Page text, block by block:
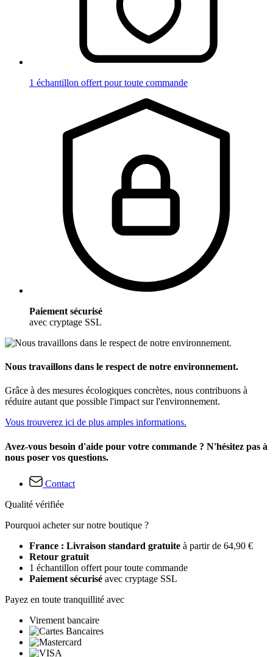
1 échantillon offert pour toute commande
Paiement sécurisé
avec cryptage SSL
Nous travaillons dans le respect de notre environnement.
Grâce à des mesures écologiques concrètes, nous contribuons à
réduire autant que possible l'impact sur l'environnement.
Vous trouverez ici de plus amples informations.
Avez-vous besoin d'aide pour votre commande ? N'hésitez pas à
nous poser vos questions.
Contact
Qualité vérifiée
Pourquoi acheter sur notre boutique ?
France : Livraison standard gratuite à partir de 64,90 €
Retour gratuit
1 échantillon offert pour toute commande
Paiement sécurisé avec cryptage SSL
Payez en toute tranquillité avec
Virement bancaire